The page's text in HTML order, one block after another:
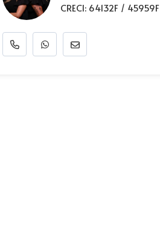
CRECI: 64132F / 45959F